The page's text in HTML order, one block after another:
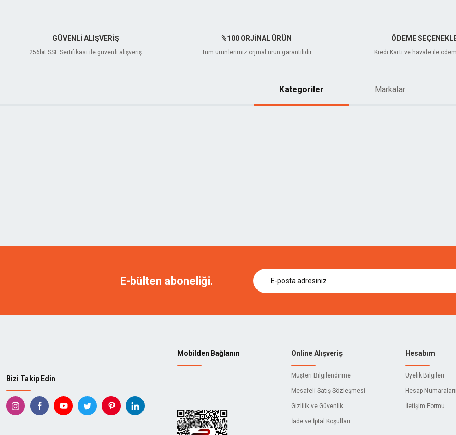
GÜVENLİ ALIŞVERİŞ
256bit SSL Sertifikası ile güvenli alışveriş
%100 ORJİNAL ÜRÜN
Tüm ürünlerimiz orjinal ürün garantilidir
ÖDEME
Kredi Kartı ve havale ile
Kategoriler Markalar
E-bülten aboneliği.
Bizi Takip Edin
Mobilden Bağlanın Online Alışveriş
Müşteri Bilgilendirme
Mesafeli Satış Sözleşmesi
Gizlilik ve Güvenlik
İade ve İptal Koşulları
Hesabım
Üyelik Bilgileri
Hesap
İletişim Formu